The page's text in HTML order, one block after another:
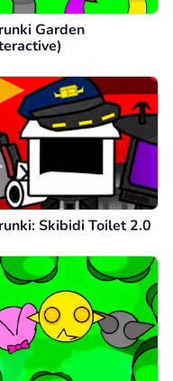
Garden
Skibidi Toilet 2.0